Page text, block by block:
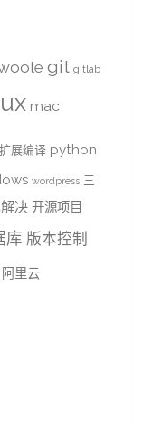
git gitlab
mac
展编译 python
wordpress 三
决 开源项目
库 版本控制
阿里云